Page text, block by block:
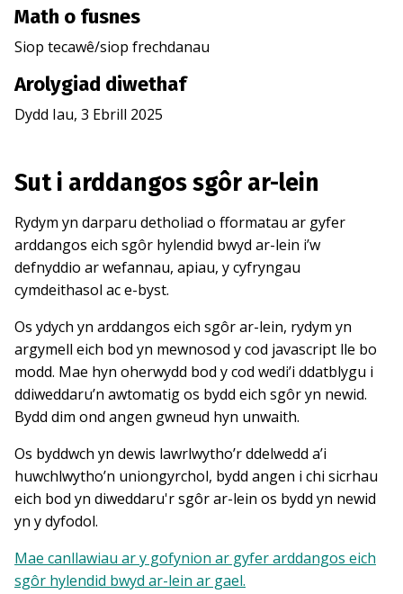
Math o fusnes
Siop tecawê/siop frechdanau
Arolygiad diwethaf
Dydd Iau, 3 Ebrill 2025
Sut i arddangos sgôr ar-lein
Rydym yn darparu detholiad o fformatau ar gyfer
arddangos eich sgôr hylendid bwyd ar-lein i’w
defnyddio ar wefannau, apiau, y cyfryngau
cymdeithasol ac e-byst.
Os ydych yn arddangos eich sgôr ar-lein, rydym yn
argymell eich bod yn mewnosod y cod javascript lle bo
modd. Mae hyn oherwydd bod y cod wedi’i ddatblygu i
ddiweddaru’n awtomatig os bydd eich sgôr yn newid.
Bydd dim ond angen gwneud hyn unwaith.
Os byddwch yn dewis lawrlwytho’r ddelwedd a’i
huwchlwytho’n uniongyrchol, bydd angen i chi sicrhau
eich bod yn diweddaru'r sgôr ar-lein os bydd yn newid
yn y dyfodol.
Mae canllawiau ar y gofynion ar gyfer arddangos eich
sgôr hylendid bwyd ar-lein ar gael.